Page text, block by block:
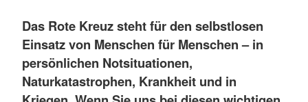
Das Rote Kreuz steht für den selbstlosen
Einsatz von Menschen für Menschen – in
persönlichen Notsituationen,
Naturkatastrophen, Krankheit und in